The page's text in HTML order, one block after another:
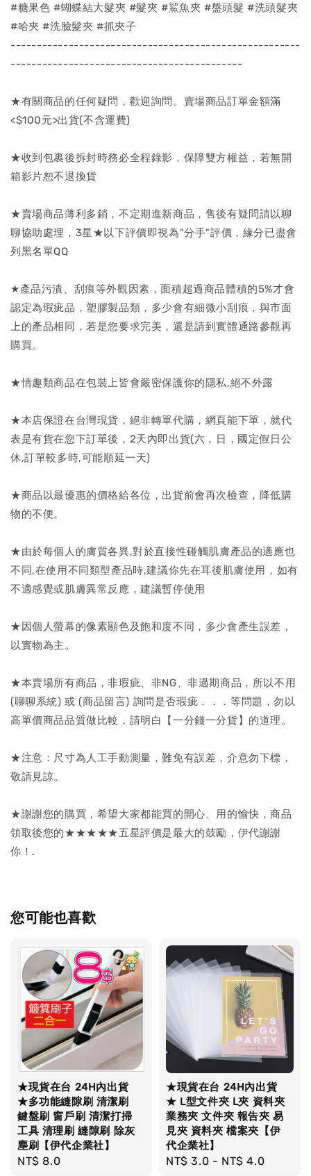
#糖果色 #蝴蝶結大髮夾 #髮夾 #鯊魚夾 #盤頭髮 #洗頭髮夾
#哈夾 #洗臉髮夾 #抓夾子
-------------------------------------------------------
--------------------------------------------
★有關商品的任何疑問，歡迎詢問。賣場商品訂單金額滿
<$100元>出貨(不含運費)
★收到包裹後拆封時務必全程錄影，保障雙方權益，若無開
箱影片恕不退換貨
★賣場商品薄利多銷，不定期進新商品，售後有疑問請以聊
聊協助處理，3星★以下評價即視為"分手"評價，緣分已盡會
列黑名單QQ
★產品污漬、刮痕等外觀因素，面積超過商品體積的5%才會
認定為瑕疵品，塑膠製品類，多少會有細微小刮痕，與市面
上的產品相同，若是您要求完美，還是請到實體通路參觀再
購買。
★情趣類商品在包裝上皆會嚴密保護你的隱私,絕不外露
★本店保證在台灣現貨，絕非轉單代購，網頁能下單，就代
表是有貨在您下訂單後，2天內即出貨(六，日，國定假日公
休,訂單較多時,可能順延一天)
★商品以最優惠的價格給各位，出貨前會再次檢查，降低購
物的不便。
★由於每個人的膚質各異,對於直接性碰觸肌膚產品的適應也
不同,在使用不同類型產品時,建議你先在耳後肌膚使用，如有
不適感覺或肌膚異常反應，建議暫停使用
★因個人螢幕的像素顯色及飽和度不同，多少會產生誤差，
以實物為主。
★本賣場所有商品，非瑕疵、非NG、非過期商品，所以不用
(聊聊系統) 或 (商品留言) 詢問是否瑕疵．．．等問題，勿以
高單價商品品質做比較，請明白【一分錢一分貨】的道理。
★注意：尺寸為人工手動測量，難免有誤差，介意勿下標，
敬請見諒。
★謝謝您的購買，希望大家都能買的開心、用的愉快，商品
領取後您的★★★★★五星評價是最大的鼓勵，伊代謝謝
你！.
您可能也喜歡
★現貨在台 24H內出貨
★多功能縫隙刷 清潔刷
鍵盤刷 窗戶刷 清潔打掃
工具 清理刷 縫隙刷 除灰
塵刷【伊代企業社】
Regular
NT$ 8.0
★現貨在台 24H內出貨
★ L型文件夾 L夾 資料夾
業務夾 文件夾 報告夾 易
見夾 資料夾 檔案夾【伊
代企業社】
Regular
NT$ 3.0 - NT$ 4.0